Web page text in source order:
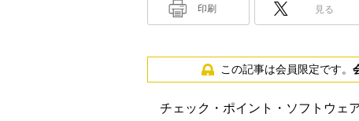
印刷 見る
この記事は会員限定です。
チェック・ポイント・ソフトウェ